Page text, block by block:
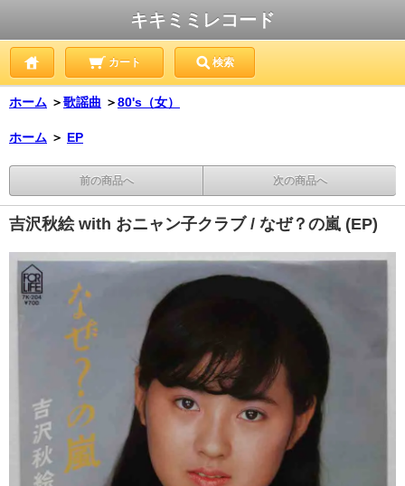
キキミミレコード
カート 検索
ホーム ＞歌謡曲 ＞80's（女）
ホーム ＞ EP
前の商品へ 次の商品へ
吉沢秋絵 with おニャン子クラブ / なぜ？の嵐 (EP)